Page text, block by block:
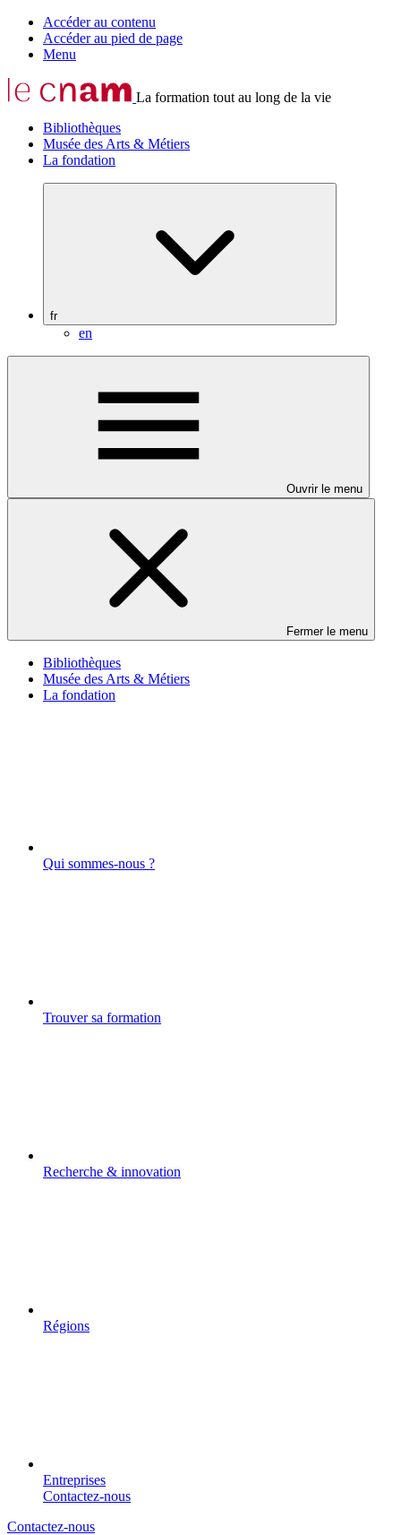
Accéder au contenu
Accéder au pied de page
Menu
La formation tout au long de la vie
Bibliothèques
Musée des Arts & Métiers
La fondation
fr
en
Ouvrir le menu
Fermer le menu
Bibliothèques
Musée des Arts & Métiers
La fondation
Qui sommes-nous ?
Trouver sa formation
Recherche & innovation
Régions
Entreprises
Contactez-nous
Contactez-nous